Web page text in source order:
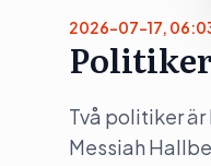
2026-07-17,
Två politiker
Messiah